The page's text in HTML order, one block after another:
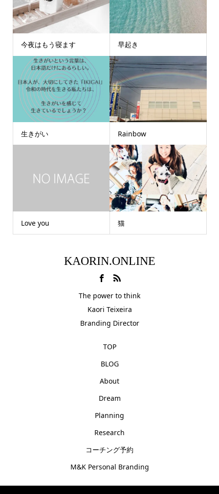
今夜はもう寝ます 早起き
生きがい Rainbow
Love you 猫
KAORIN.ONLINE
The power to think
Kaori Teixeira
Branding Director
TOP
BLOG
About
Dream
Planning
Research
コーチング予約
M&K Personal Branding